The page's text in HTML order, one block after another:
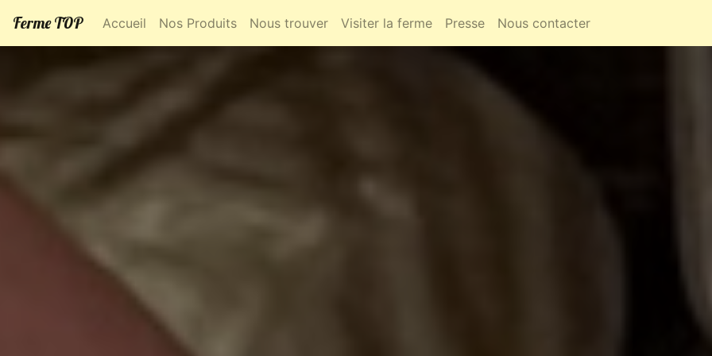
Ferme TOP Accueil Nos Produits Nous trouver Visiter la ferme Presse Nous contacter